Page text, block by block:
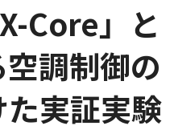
Core」と
調制御の
実証実験